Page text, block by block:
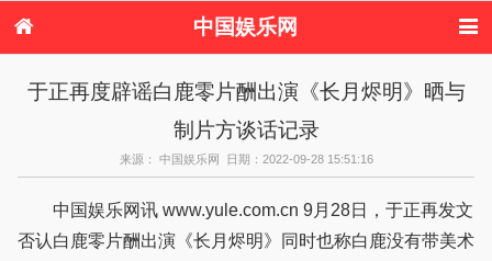
中国娱乐网
电视剧
演唱会 综艺节目
偶像活动
于正再度辟谣白鹿零片酬出演《长月烬明》晒与
制片方谈话记录
来源： 中国娱乐网 日期：2022-09-28 15:51:16
中国娱乐网讯 www.yule.com.cn 9月28日，于正再发文
否认白鹿零片酬出演《长月烬明》同时也称白鹿没有带美术